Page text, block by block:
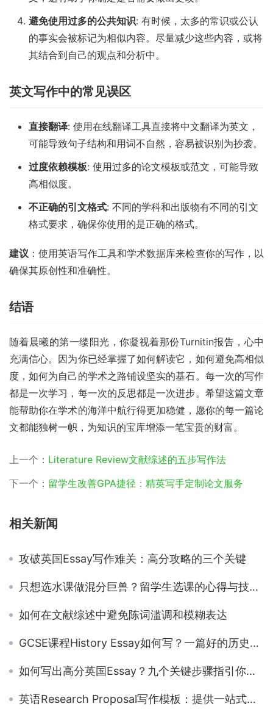
避免使用过多的公共知识: 有时候，太多的常识或公认
的事实会被标记为相似内容。尽量减少这些内容，或将
其结合到自己的观点和分析中。
英文写作中的常见误区
直接翻译: 使用在线翻译工具直接将中文翻译为英文，
可能导致句子结构和用词不自然，容易被识别为抄袭。
过度依赖模板: 使用过多的论文模板或范文，可能导致
高相似度。
不正确的引文格式: 不同的学科和出版物有不同的引文
格式要求，确保你使用的是正确的格式。
建议 ：使用英语写作工具和学术数据库来检查你的写作，以
确保其原创性和准确性。
结语
随着晨曦的第一缕阳光，你凝视着那份Turnitin报告，心中
充满信心。因为你已经掌握了如何解读它，如何避免高相似
度，如何为自己的学术之路铺设坚实的基石。每一次的写作
都是一次学习，每一次的反思都是一次进步。希望这篇文章
能帮助你在学术的海洋中航行得更加稳健，愿你的每一篇论
文都能独树一帜，为知识的宝库增添一笔宝贵的财富。
上一个： Literature Review文献综述的五步写作法
下一个： 留学生改善GPA捷径：精英写手定制论文服务
相关新闻
攻破英国Essay写作难关：高分攻略的三个关键
只想选水课做混分巨兽？留学生选课的心得与技巧分享
如何在文献综述中避免陈词滥调和模糊表达
GCSE课程History Essay如何写？一篇好的历史论文需要什么？
如何写出高分英国Essay？九个关键步骤指引你成功
英语Research Proposal写作模板：提供一站式写作帮助